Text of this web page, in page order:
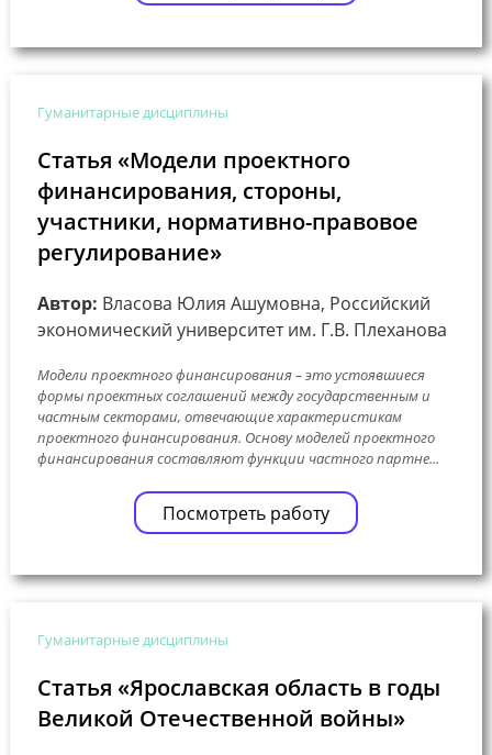
Гуманитарные дисциплины
Статья «Модели проектного
финансирования, стороны,
участники, нормативно-правовое
регулирование»
Автор: Власова Юлия Ашумовна, Российский
экономический университет им. Г.В. Плеханова
Модели проектного финансирования – это устоявшиеся
формы проектных соглашений между государственным и
частным секторами, отвечающие характеристикам
проектного финансирования. Основу моделей проектного
финансирования составляют функции частного партне...
Посмотреть работу
Гуманитарные дисциплины
Статья «Ярославская область в годы
Великой Отечественной войны»